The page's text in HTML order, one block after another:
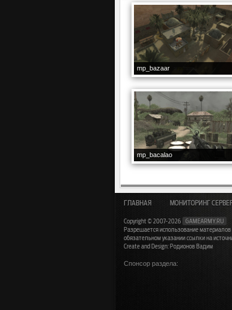
mp_bazaar
mp_bacalao
ГЛАВНАЯ МОНИТОРИНГ
Copyright © 2007-2026
GAMEARMY.RU
Разрешается использование материалов
обязательном указании ссылки на
Create and Design: Родионов Вадим
Спонсор раздела: